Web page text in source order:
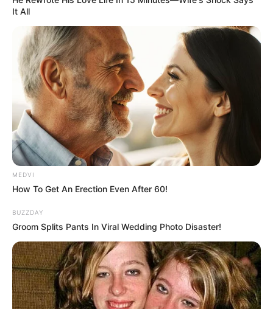
It All
MEDVI
How To Get An Erection Even After 60!
BUZZDAY
Groom Splits Pants In Viral Wedding Photo Disaster!